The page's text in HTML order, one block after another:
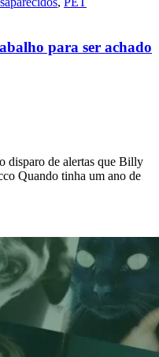
para ser achado
disparo de alertas que Billy
Quando tinha um ano de